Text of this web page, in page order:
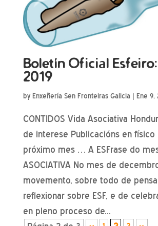
Boletín Oficial
2019
by Enxeñería Sen Fronteiras Galicia | Ene 9,
CONTIDOS Vida Asociativa
de interese Publicacións en físico
próximo mes … A ESFrase do
ASOCIATIVA No mes de
movemento, sobre todo de
reflexionar sobre ESF, e de
en pleno proceso de...